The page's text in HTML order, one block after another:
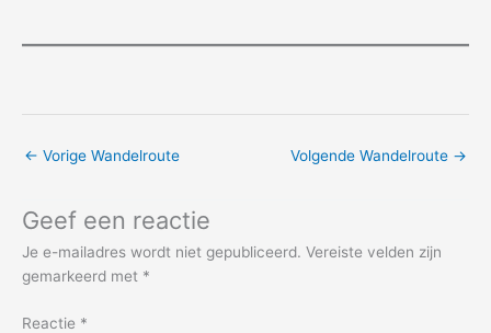
← Vorige Wandelroute Volgende Wandelroute →
Geef een reactie
Je e-mailadres wordt niet gepubliceerd. Vereiste velden zijn
gemarkeerd met *
Reactie *